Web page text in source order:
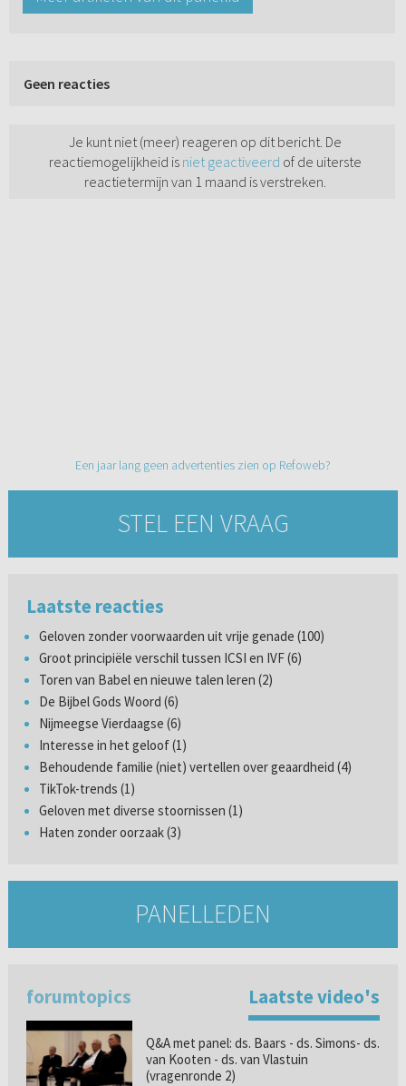
Geen reacties
Je kunt niet (meer) reageren op dit bericht. De
reactiemogelijkheid is niet geactiveerd of de uiterste
reactietermijn van 1 maand is verstreken.
Een jaar lang geen advertenties zien op Refoweb?
STEL EEN VRAAG
Laatste reacties
Geloven zonder voorwaarden uit vrije genade (100)
Groot principiële verschil tussen ICSI en IVF (6)
Toren van Babel en nieuwe talen leren (2)
De Bijbel Gods Woord (6)
Nijmeegse Vierdaagse (6)
Interesse in het geloof (1)
Behoudende familie (niet) vertellen over geaardheid (4)
TikTok-trends (1)
Geloven met diverse stoornissen (1)
Haten zonder oorzaak (3)
PANELLEDEN
forumtopics Laatste video's
Q&A met panel: ds. Baars - ds. Simons- ds.
van Kooten - ds. van Vlastuin
(vragenronde 2)